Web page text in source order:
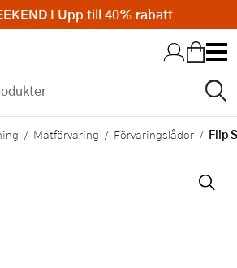
Matförvaring Förvaringslådor Flip
I Upp till 40% rabatt